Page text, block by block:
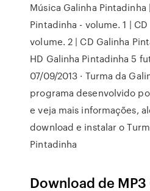
Música Galinha Pintadinha
Pintadinha - volume. 1 |
volume. 2 | CD Galinha
HD Galinha Pintadinha 5
07/09/2013 · Turma da
programa desenvolvido
e veja mais informações,
download e instalar o
Pintadinha
Download de